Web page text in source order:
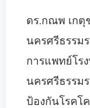
ดร.กณพ เกตุ
นครศรีธรร
การแพทย์โร
นครศรีธรรม
ป้องกันโรคโ